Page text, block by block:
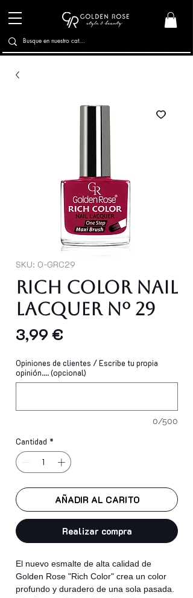
SKU: O-GRC29
Rich Color Nail
Lacquer Nº 29
3,99 €
Opiniones de clientes / Escribe tu propia
opinión.... (opcional)
0/500
Cantidad *
AÑADIR AL CARITO
Realizar compra
El nuevo esmalte de alta calidad de
Golden Rose "Rich Color" crea un color
profundo y duradero de una sola pasada.